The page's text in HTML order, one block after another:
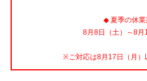
◆ 夏季の休業
8月8日（土）～8月
※ご対応は8月17日（月）